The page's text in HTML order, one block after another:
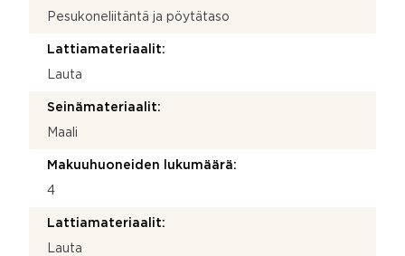
Pesukoneliitäntä ja pöytätaso
Lattiamateriaalit:
Lauta
Seinämateriaalit:
Maali
Makuuhuoneiden lukumäärä:
4
Lattiamateriaalit:
Lauta